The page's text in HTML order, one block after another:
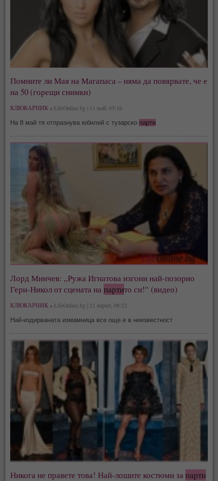
Помните ли Мая на Магапаса – няма да повярвате, че е
на 50 (горещи снимки)
КЛЮКАРНИК » LifeOnline.bg | 11 май, 05:16
На 8 май тя отпразнува юбилей с тузарско парти
Лорд Минчев: „Ружа Игнатова изгони най-позорно
Гери-Никол от сцената напартито си!“ (видео)
КЛЮКАРНИК » LifeOnline.bg | 21 април, 08:32
Най-издирваната измамница все още е в неизвестност
Никога не правете това! Най-лошите костюми запарти